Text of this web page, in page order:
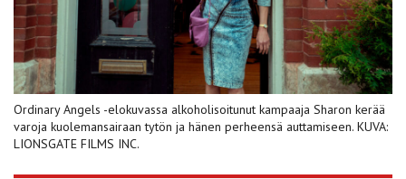
Ordinary Angels -elokuvassa alkoholisoitunut kampaaja Sharon kerää
varoja kuolemansairaan tytön ja hänen perheensä auttamiseen. KUVA:
LIONSGATE FILMS INC.